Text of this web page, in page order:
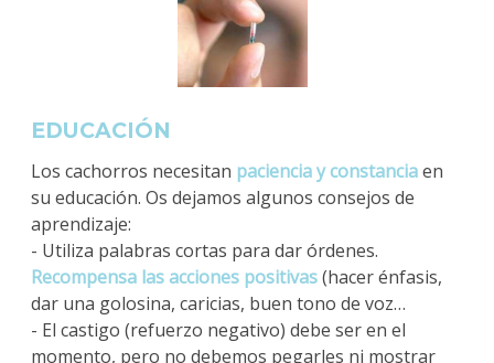
EDUCACIÓN
Los cachorros necesitan paciencia y constanciaen
su educación. Os dejamos algunos consejos de
aprendizaje:
- Utiliza palabras cortas para dar órdenes.
Recompensa las acciones positivas(hacer énfasis,
dar una golosina, caricias, buen tono de voz…
- El castigo (refuerzo negativo) debe ser en el
momento, pero no debemos pegarles ni mostrar